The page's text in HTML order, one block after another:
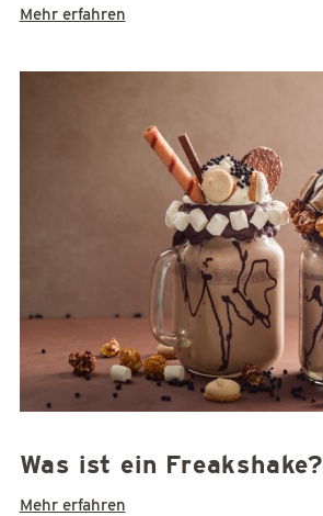
Mehr erfahren
Was ist ein Freakshake?
Mehr erfahren